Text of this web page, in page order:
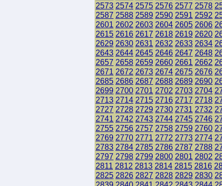
2573 2574 2575 2576 2577 2578
2587 2588 2589 2590 2591 2592
2601 2602 2603 2604 2605 2606
2615 2616 2617 2618 2619 2620
2629 2630 2631 2632 2633 2634
2643 2644 2645 2646 2647 2648
2657 2658 2659 2660 2661 2662
2671 2672 2673 2674 2675 2676
2685 2686 2687 2688 2689 2690
2699 2700 2701 2702 2703 2704
2713 2714 2715 2716 2717 2718
2727 2728 2729 2730 2731 2732
2741 2742 2743 2744 2745 2746
2755 2756 2757 2758 2759 2760
2769 2770 2771 2772 2773 2774
2783 2784 2785 2786 2787 2788
2797 2798 2799 2800 2801 2802
2811 2812 2813 2814 2815 2816
2825 2826 2827 2828 2829 2830